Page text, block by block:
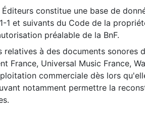
constitue une base de
1 et suivants du Code de la
préalable de la BnF.
relatives à des documents sonores
France, Universal Music France,
commerciale dès lors
notamment permettre la